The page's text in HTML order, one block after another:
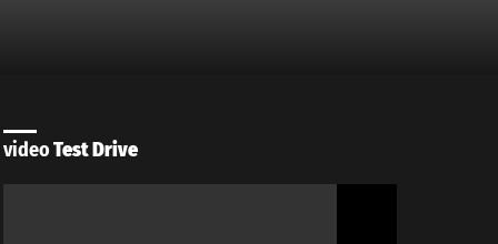
videoTest Drive